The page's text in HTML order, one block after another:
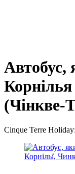
Автобус,
Корнілья
(Чінкве-
Cinque Terre